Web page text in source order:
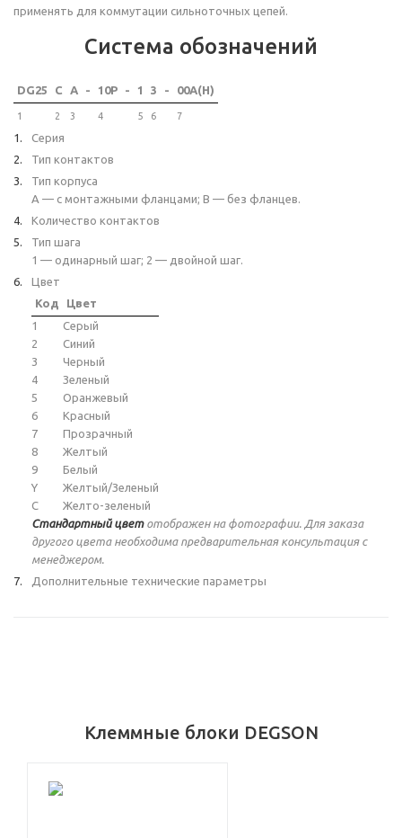
применять для коммутации сильноточных цепей.
Система обозначений
DG25 C A - 10P - 1 3 - 00A(H)
1 2 3 4 5 6 7
Серия
Тип контактов
Тип корпуса
A — с монтажными фланцами; B — без фланцев.
Количество контактов
Тип шага
1 — одинарный шаг; 2 — двойной шаг.
Цвет
Код
Цвет
1
Серый
2
Синий
3
Черный
4
Зеленый
5
Оранжевый
6
Красный
7
Прозрачный
8
Желтый
9
Белый
Y
Желтый/Зеленый
C
Желто-зеленый
Стандартный цветотображен на фотографии. Для заказа
другого цвета необходима предварительная консультация с
менеджером.
Дополнительные технические параметры
Клеммные блоки DEGSON